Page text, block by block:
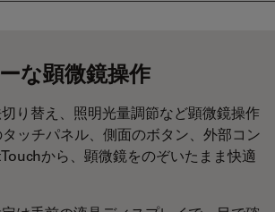
な顕微鏡操作
り替え、照明光量調節など顕微鏡操作
ッチパネル、側面のボタン、外部コン
から、顕微鏡をのぞいたまま快適